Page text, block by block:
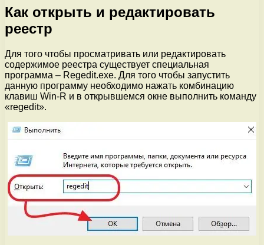
Как открыть и редактировать
реестр
Для того чтобы просматривать или редактировать
содержимое реестра существует специальная
программа – Regedit.exe. Для того чтобы запустить
данную программу необходимо нажать комбинацию
клавиш Win-R и в открывшемся окне выполнить команду
«regedit».